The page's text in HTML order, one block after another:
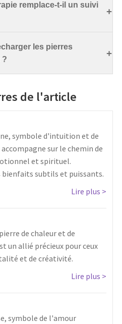
remplace-t-il un suivi
les pierres
?
de l'article
symbole d'intuition et de
sur le chemin de
et spirituel.
bienfaits subtils et puissants.
Lire plus
de chaleur et de
un allié précieux pour ceux
et de créativité.
Lire plus
symbole de l'amour